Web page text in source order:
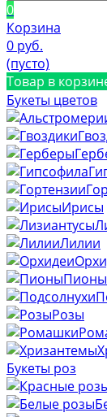
0
Корзина
0 руб.
(пусто)
Товар в
Букеты цветов
Ирисы
Лилии
Пионы
Розы
Букеты роз